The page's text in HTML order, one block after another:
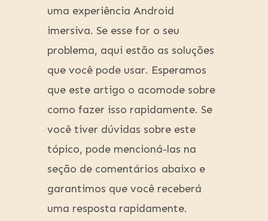
uma experiência Android
imersiva. Se esse for o seu
problema, aqui estão as soluções
que você pode usar. Esperamos
que este artigo o acomode sobre
como fazer isso rapidamente. Se
você tiver dúvidas sobre este
tópico, pode mencioná-las na
seção de comentários abaixo e
garantimos que você receberá
uma resposta rapidamente.